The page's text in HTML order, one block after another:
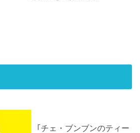
｢チェ・ブンブンのティー